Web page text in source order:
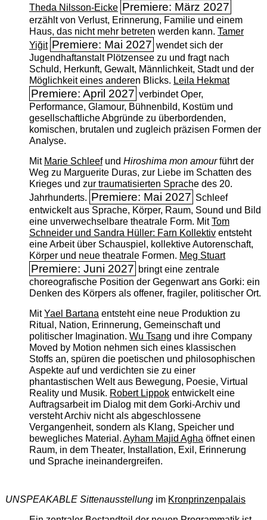
Theda Nilsson-Eicke Premiere: März 2027
erzählt von Verlust, Erinnerung, Familie und einem
Haus, das nicht mehr betreten werden kann. Tamer
Yiğit Premiere: Mai 2027 wendet sich der
Jugendhaftanstalt Plötzensee zu und fragt nach
Schuld, Herkunft, Gewalt, Männlichkeit, Stadt und der
Möglichkeit eines anderen Blicks. Leila Hekmat
Premiere: April 2027 verbindet Oper,
Performance, Glamour, Bühnenbild, Kostüm und
gesellschaftliche Abgründe zu überbordenden,
komischen, brutalen und zugleich präzisen Formen der
Analyse.
Mit Marie Schleefund Hiroshima mon amourführt der
Weg zu Marguerite Duras, zur Liebe im Schatten des
Krieges und zur traumatisierten Sprache des 20.
Jahrhunderts. Premiere: Mai 2027 Schleef
entwickelt aus Sprache, Körper, Raum, Sound und Bild
eine unverwechselbare theatrale Form. MitTom
Schneider und Sandra Hüller: Farn Kollektiventsteht
eine Arbeit über Schauspiel, kollektive Autorenschaft,
Körper und neue theatrale Formen. Meg Stuart
Premiere: Juni 2027 bringt eine zentrale
choreografische Position der Gegenwart ans Gorki: ein
Denken des Körpers als offener, fragiler, politischer Ort.
MitYael Bartanaentsteht eine neue Produktion zu
Ritual, Nation, Erinnerung, Gemeinschaft und
politischer Imagination. Wu Tsang und ihre Company
Moved by Motion nehmen sich eines klassischen
Stoffs an, spüren die poetischen und philosophischen
Aspekte auf und verdichten sie zu einer
phantastischen Welt aus Bewegung, Poesie, Virtual
Reality und Musik. Robert Lippokentwickelt eine
Auftragsarbeit im Dialog mit dem Gorki-Archiv und
versteht Archiv nicht als abgeschlossene
Vergangenheit, sondern als Klang, Speicher und
bewegliches Material. Ayham Majid Aghaöffnet einen
Raum, in dem Theater, Installation, Exil, Erinnerung
und Sprache ineinandergreifen.
UNSPEAKABLE Sittenausstellungim Kronprinzenpalais